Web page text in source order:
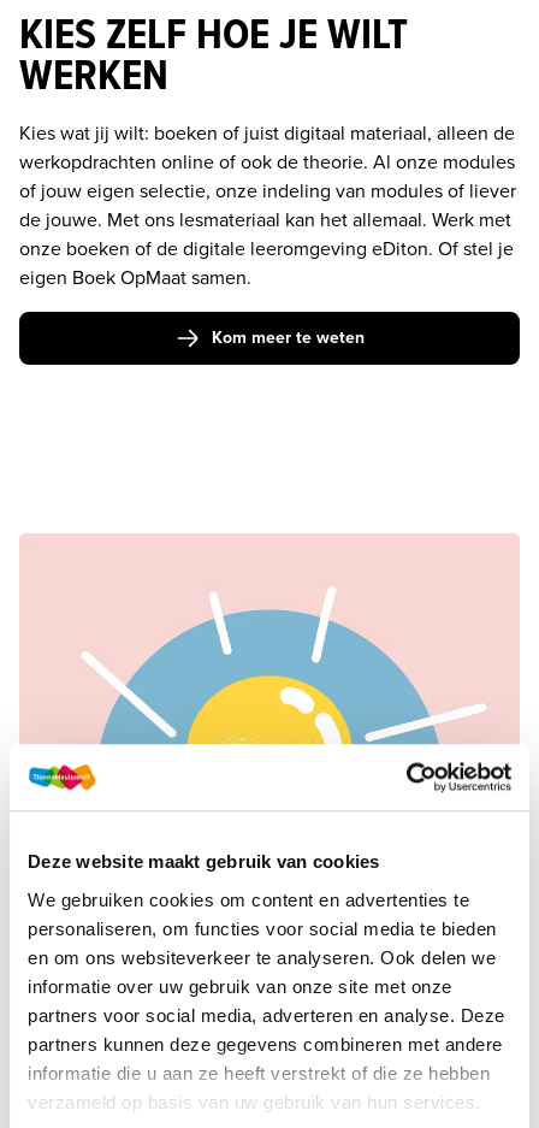
Deze website maakt gebruik van cookies
We gebruiken cookies om content en advertenties te
personaliseren, om functies voor social media te bieden
en om ons websiteverkeer te analyseren. Ook delen we
informatie over uw gebruik van onze site met onze
partners voor social media, adverteren en analyse. Deze
partners kunnen deze gegevens combineren met andere
informatie die u aan ze heeft verstrekt of die ze hebben
verzameld op basis van uw gebruik van hun services.
KIES ZELF HOE JE WILT
WERKEN
Kies wat jij wilt: boeken of juist digitaal materiaal, alleen de
werkopdrachten online of ook de theorie. Al onze modules
of jouw eigen selectie, onze indeling van modules of liever
de jouwe. Met ons lesmateriaal kan het allemaal. Werk met
onze boeken of de digitale leeromgeving eDiton. Of stel je
eigen Boek OpMaat samen.
Kom meer te weten
OPBOUW EN DIDACTIEK BIJ